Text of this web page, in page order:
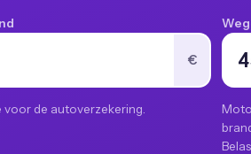
€
voor de autoverzekering.